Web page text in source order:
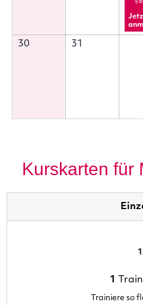
30 31
Kurskarten für
1
Trainiere so